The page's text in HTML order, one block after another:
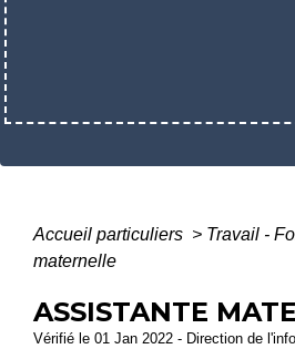
Accueil particuliers > Travail -
maternelle
ASSISTANTE
Vérifié le 01 Jan 2022 - Direction de